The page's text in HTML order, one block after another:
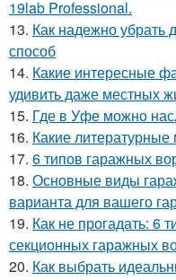
19lab Professional.
13. Как надежно
способ
14. Какие интересные
удивить даже местных
15. Где в Уфе можно
16. Какие
17. 6 типов гаражных
18. Основные виды
варианта для вашего
19. Как не прогадать: 6
секционных гаражных
20. Как выбрать